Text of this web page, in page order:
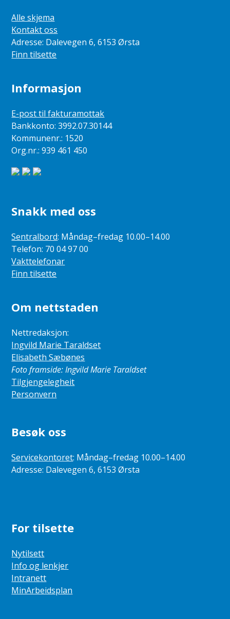
Alle skjema
Kontakt oss
Adresse: Dalevegen 6, 6153 Ørsta
Finn tilsette
Informasjon
E-post til fakturamottak
Bankkonto: 3992.07.30144
Kommunenr.: 1520
Org.nr.: 939 461 450
Snakk med oss
Sentralbord: Måndag–fredag 10.00–14.00
Telefon: 70 04 97 00
Vakttelefonar
Finn tilsette
Om nettstaden
Nettredaksjon:
Ingvild Marie Taraldset
Elisabeth Sæbønes
Foto framside: Ingvild Marie Taraldset
Tilgjengelegheit
Personvern
Besøk oss
Servicekontoret: Måndag–fredag 10.00–14.00
Adresse: Dalevegen 6, 6153 Ørsta
For tilsette
Nytilsett
Info og lenkjer
Intranett
MinArbeidsplan